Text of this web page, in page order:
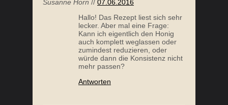
Susanne Horn // 07.06.2016
Hallo! Das Rezept liest sich sehr
lecker. Aber mal eine Frage:
Kann ich eigentlich den Honig
auch komplett weglassen oder
zumindest reduzieren, oder
würde dann die Konsistenz nicht
mehr passen?
Antworten